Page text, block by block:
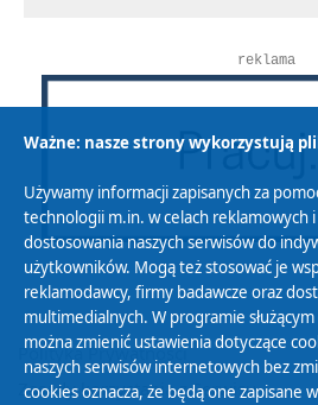
reklama
Polityka Prywatności
Zasady korzystania z Serwisu
Ważne: nasze strony wykorzystują
Używamy informacji zapisanych za
technologii m.in. w celach reklamowych
dostosowania naszych serwisów do
użytkowników. Mogą też stosować je
reklamodawcy, firmy badawcze oraz
multimedialnych. W programie
można zmienić ustawienia dotyczące
naszych serwisów internetowych bez
cookies oznacza, że będą one zapisane